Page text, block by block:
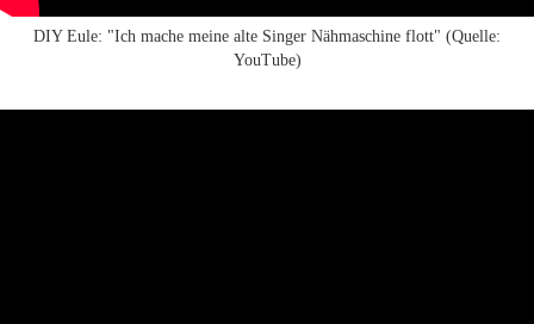
DIY Eule: "Ich mache meine alte Singer Nähmaschine flott" (Quelle:
YouTube)